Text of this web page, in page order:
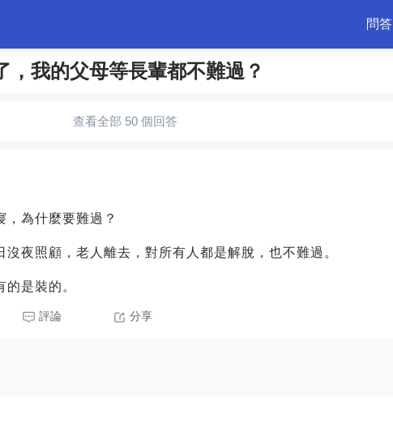
問答
，我的父母等長輩都不難過？
查看全部 50 個回答
，為什麼要難過？
夜照顧，老人離去，對所有人都是解脫，也不難過。
是裝的。
評論 分享
夫妻生活 生活妙招